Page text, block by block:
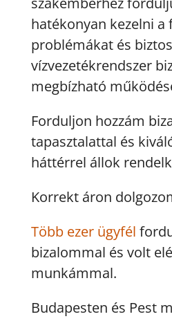
hatékonyan kezelni a
problémákat és
vízvezetékrendszer
megbízható
Forduljon hozzám
tapasztalattal és
háttérrel állok
Korrekt áron
Több ezer ügyfél
bizalommal és volt
munkámmal.
Budapesten és Pest